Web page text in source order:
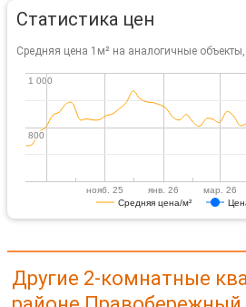
Статистика цен
Средняя цена 1м² на аналогичные
Средняя цена/м²
нояб. 25 янв. 26 мар. 26
800
800
1 000
1 000
Другие 2-комнатные